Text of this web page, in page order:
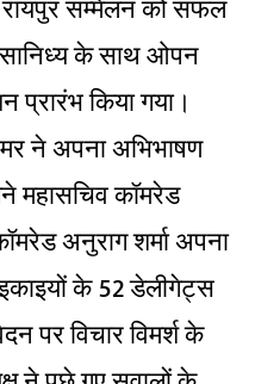
सम्मेलन को सफल
के साथ ओपन
किया गया।
ने अपना अभिभाषण
महासचिव कॉमरेड
अनुराग शर्मा अपना
के 52 डेलीगेट्स
पर विचार विमर्श के